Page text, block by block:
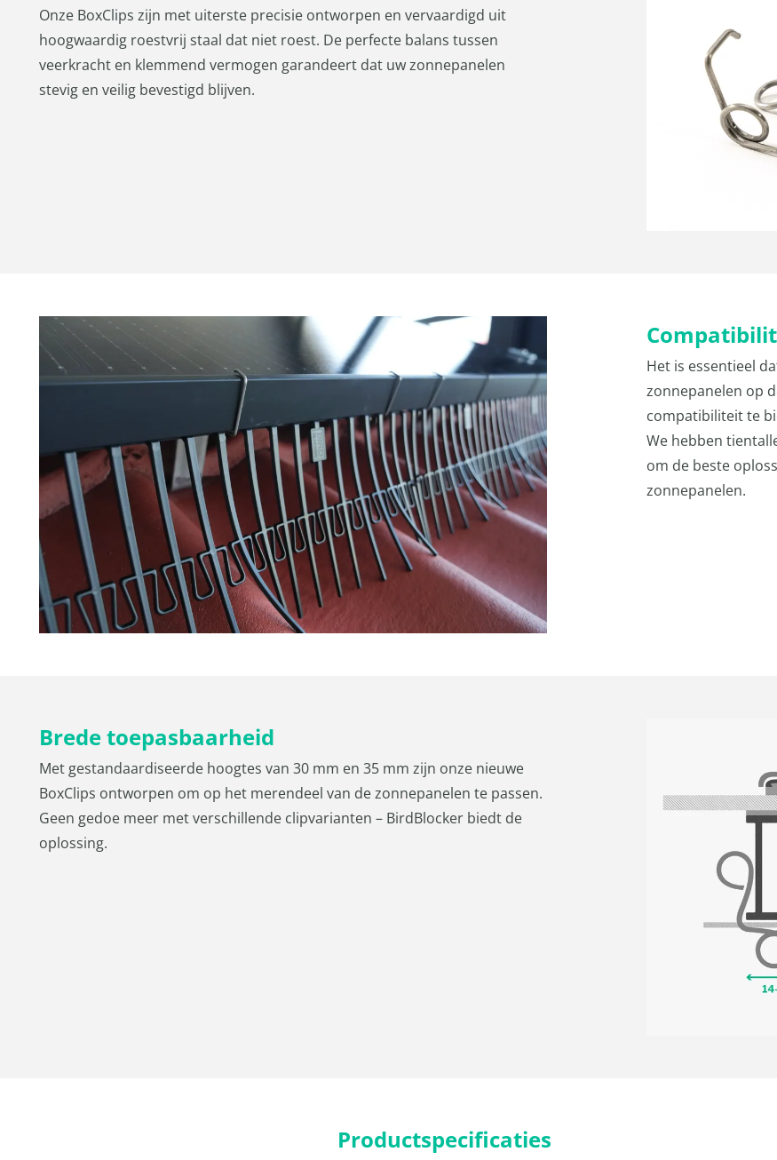
Onze BoxClips zijn met uiterste precisie ontworpen en vervaardigd uit
hoogwaardig roestvrij staal dat niet roest. De perfecte balans tussen
veerkracht en klemmend vermogen garandeert dat uw zonnepanelen
stevig en veilig bevestigd blijven.
Het is essentieel
zonnepanelen op
compatibiliteit te
We hebben
om de beste
zonnepanelen.
Brede toepasbaarheid
Met gestandaardiseerde hoogtes van 30 mm en 35 mm zijn onze nieuwe
BoxClips ontworpen om op het merendeel van de zonnepanelen te passen.
Geen gedoe meer met verschillende clipvarianten – BirdBlocker biedt de
oplossing.
Productspecificaties